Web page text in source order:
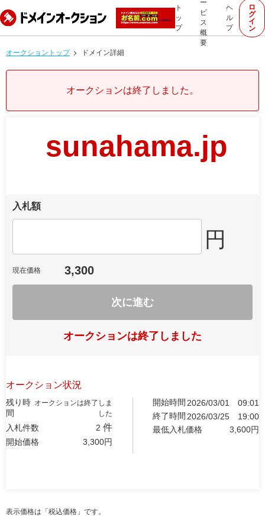
ト
ッ
プ
ー
ビ
ス
概
要
ヘ
ル
プ
ロ
グ
イ
ン
オークショントップ ドメイン詳細
オークションは終了しました。
sunahama.jp
入札額
円
現在価格 3,300
次に進む
オークションは終了しました
オークション状況
残り時
間
オークションは終了しま
した
入札件数 2 件
開始価格 3,300円
開始時間 2026/03/01
09:01
終了時間 2026/03/25
19:00
最低入札価格
3,600円
表示価格は「税込価格」です。